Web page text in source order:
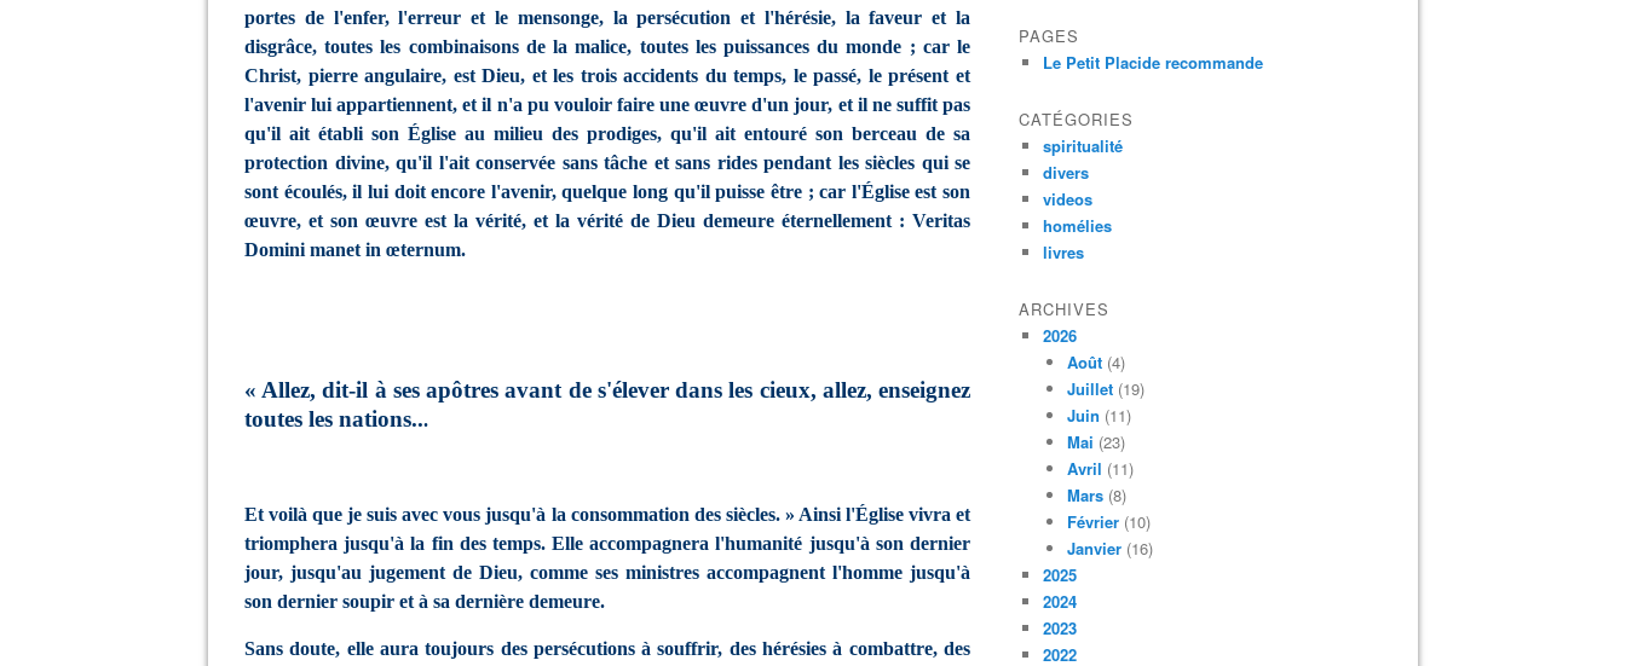
portes de l'enfer, l'erreur et le mensonge, la persécution et l'hérésie, la faveur et la
disgrâce, toutes les combinaisons de la malice, toutes les puissances du monde ; car le
Christ, pierre angulaire, est Dieu, et les trois accidents du temps, le passé, le présent et
l'avenir lui appartiennent, et il n'a pu vouloir faire une œuvre d'un jour, et il ne suffit pas
qu'il ait établi son Église au milieu des prodiges, qu'il ait entouré son berceau de sa
protection divine, qu'il l'ait conservée sans tâche et sans rides pendant les siècles qui se
sont écoulés, il lui doit encore l'avenir, quelque long qu'il puisse être ; car l'Église est son
œuvre, et son œuvre est la vérité, et la vérité de Dieu demeure éternellement : Veritas
Domini manet in œternum.
« Allez, dit-il à ses apôtres avant de s'élever dans les cieux, allez, enseignez
toutes les nations...
Et voilà que je suis avec vous jusqu'à la consommation des siècles. » Ainsi l'Église vivra et
triomphera jusqu'à la fin des temps. Elle accompagnera l'humanité jusqu'à son dernier
jour, jusqu'au jugement de Dieu, comme ses ministres accompagnent l'homme jusqu'à
son dernier soupir et à sa dernière demeure.
Sans doute, elle aura toujours des persécutions à souffrir, des hérésies à combattre, des
PAGES
Le Petit Placide recommande
CATÉGORIES
spiritualité
divers
videos
homélies
livres
ARCHIVES
2026
Août (4)
Juillet (19)
Juin (11)
Mai (23)
Avril (11)
Mars (8)
Février (10)
Janvier (16)
2025
2024
2023
2022